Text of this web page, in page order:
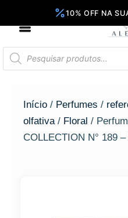
conteúdo
Pesquisar
produtos
Início / Perfumes /
olfativa / Floral /
COLLECTION N° 189